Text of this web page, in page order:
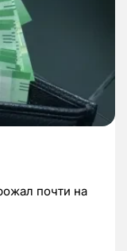
почти на